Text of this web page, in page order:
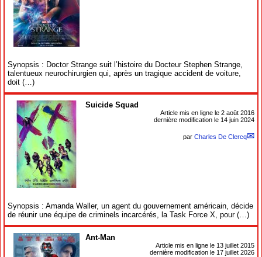
Synopsis : Doctor Strange suit l’histoire du Docteur Stephen Strange,
talentueux neurochirurgien qui, après un tragique accident de voiture,
doit (…)
Suicide Squad
Synopsis : Amanda Waller, un agent du gouvernement américain, décide
de réunir une équipe de criminels incarcérés, la Task Force X, pour (…)
Article mis en ligne le 2 août 2016
dernière modification le 14 juin 2024
par Charles De Clercq
Ant-Man
Article mis en ligne le 13 juillet 2015
dernière modification le 17 juillet 2026